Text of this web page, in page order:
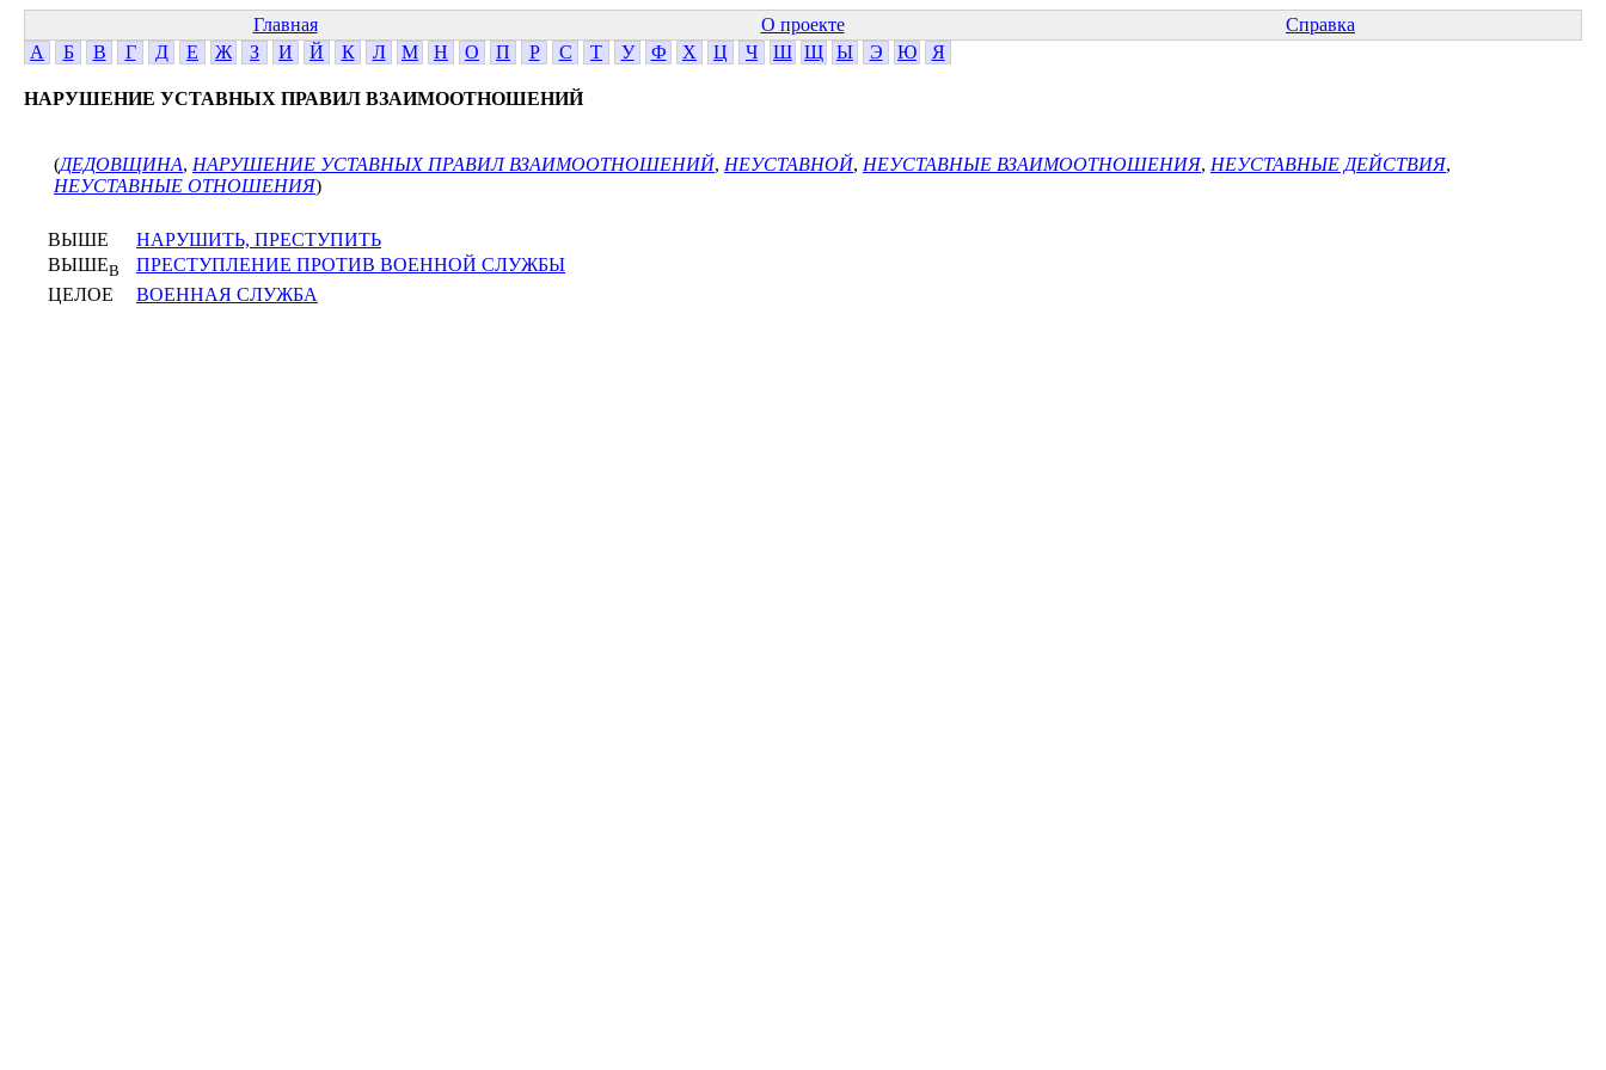
Главная О проекте
Справка
А
Б В Г Д Е Ж З И Й К Л М Н О П Р С Т У Ф Х Ц Ч Ш Щ Ы Э Ю Я
НАРУШЕНИЕ УСТАВНЫХ ПРАВИЛ ВЗАИМООТНОШЕНИЙ
(ДЕДОВЩИНА, НАРУШЕНИЕ УСТАВНЫХ ПРАВИЛ ВЗАИМООТНОШЕНИЙ, НЕУСТАВНОЙ, НЕУСТАВНЫЕ ВЗАИМООТНОШЕНИЯ, НЕУСТАВНЫЕ ДЕЙСТВИЯ,
НЕУСТАВНЫЕ ОТНОШЕНИЯ)
ВЫШЕ
НАРУШИТЬ, ПРЕСТУПИТЬ
ВЫШЕВ
ПРЕСТУПЛЕНИЕ ПРОТИВ ВОЕННОЙ СЛУЖБЫ
ЦЕЛОЕ
ВОЕННАЯ СЛУЖБА